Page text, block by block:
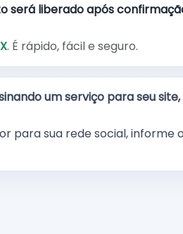
será liberado após
. É rápido, fácil e seguro.
um serviço para seu
para sua rede social, informe o